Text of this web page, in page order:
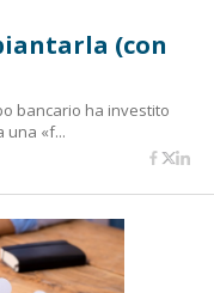
(con
bancario ha investito
una «f...